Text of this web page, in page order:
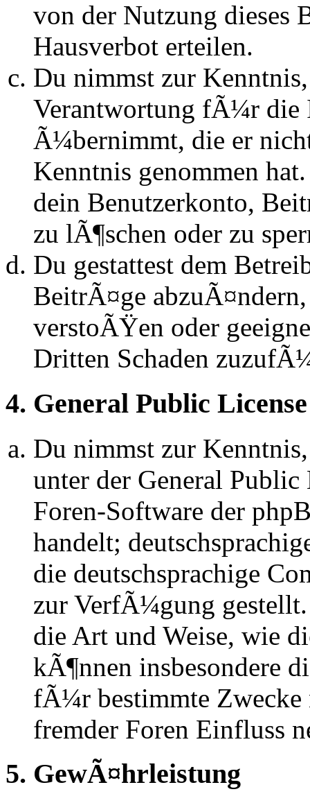
von der Nutzung dieses
Hausverbot erteilen.
Du nimmst zur
Verantwortung fÃ¼r die
Ã¼bernimmt, die er
Kenntnis genommen
dein Benutzerkonto,
zu lÃ¶schen oder zu
Du gestattest dem
BeitrÃ¤ge
verstoÃŸen oder
Dritten Schaden
4. General Public License
Du nimmst zur
unter der General
Foren-Software der
handelt;
die deutschsprachige
zur VerfÃ¼gung
die Art und Weise, wie
kÃ¶nnen insbesondere
fÃ¼r bestimmte Zwecke
fremder Foren Einfluss
5. GewÃ¤hrleistung